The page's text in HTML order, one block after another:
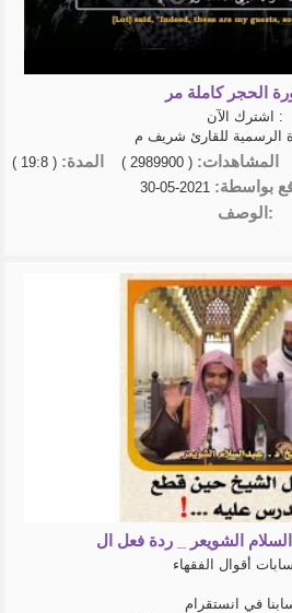
اشترك الآن :
المشاهدات: ( 2989900 ) المدة: ( 19:8 )
بواسطة:
الوصف:
في انستقرام